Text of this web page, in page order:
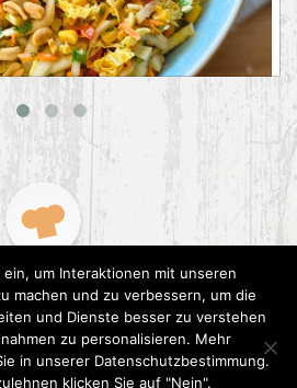
Chinakohl-Salat
All right reserved.Datenschutz
um Interaktionen mit unseren
machen und zu verbessern, um die
und Dienste besser zu verstehen
zu personalisieren. Mehr
in unserer Datenschutzbestimmung.
klicken Sie auf "Nein".